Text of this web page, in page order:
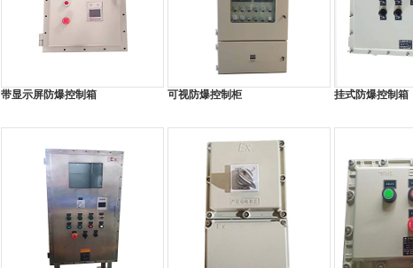
带显示屏防爆控制箱 可视防爆控制柜 挂式防爆控制箱